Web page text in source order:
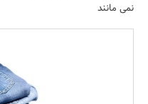
نمی مانند